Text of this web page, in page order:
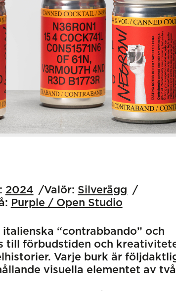
2024 Valör: Silverägg
Purple / Open Studio
“contrabbando” och
till förbudstiden och
Varje burk är
visuella elementet av två